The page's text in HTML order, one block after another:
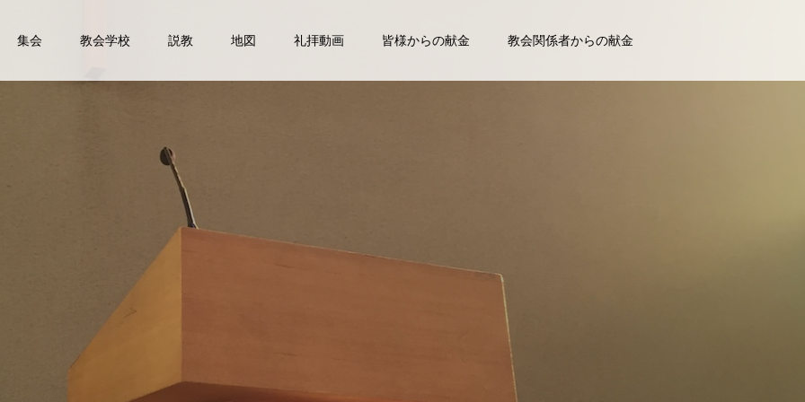
集会 教会学校 説教 地図 礼拝動画 皆様からの献金 教会関係者からの献金